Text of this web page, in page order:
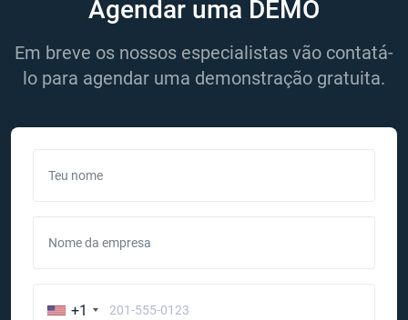
Agendar uma DEMO
Em breve os nossos especialistas vão contatá-
lo para agendar uma demonstração gratuita.
Teu nome
Nome da empresa
+1